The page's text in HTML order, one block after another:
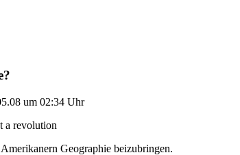
um 02:34 Uhr
a revolution
Geographie beizubringen.